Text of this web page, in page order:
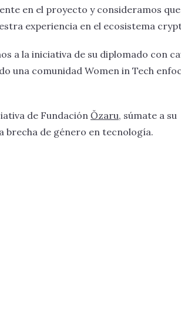
en el proyecto y consideramos que
experiencia en el ecosistema
a la iniciativa de su diplomado con
una comunidad Women in Tech
de FundaciónŎzaru, súmate a su
brecha de género en tecnología.